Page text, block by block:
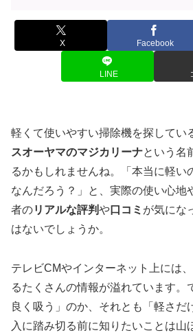
X Facebook
LINE
軽くて使いやすい掃除機を探してい
スオーヤマのマジカリーナという名
るかもしれませんね。「本当に軽い
なんだろう？」と、実際の使い心地
者のリアルな評判や口コミ が気にな
はないでしょうか。
テレビCMやインターネット上には
るたくさんの情報が溢れています。
良く吸う」のか、それとも「軽さだ
入に踏み切る前に知りたいことは山